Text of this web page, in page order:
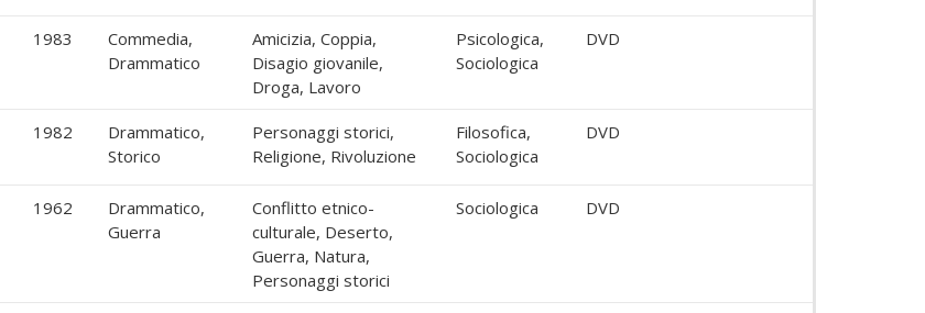
1983
Commedia,
Drammatico
Amicizia, Coppia,
Disagio giovanile,
Droga, Lavoro
Psicologica,
Sociologica
DVD
1982
Drammatico,
Storico
Personaggi storici,
Religione, Rivoluzione
Filosofica,
Sociologica
DVD
1962
Drammatico,
Guerra
Conflitto etnico-
culturale, Deserto,
Guerra, Natura,
Personaggi storici
Sociologica DVD